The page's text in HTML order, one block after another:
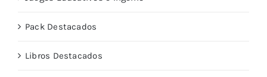
Pack Destacados
Libros Destacados